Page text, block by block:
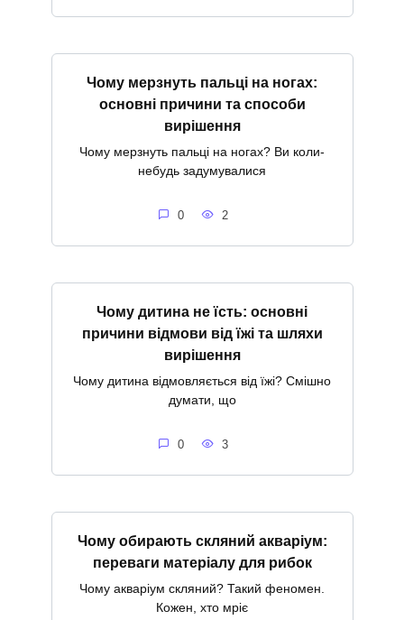
Чому мерзнуть пальці на ногах:
основні причини та способи
вирішення
Чому мерзнуть пальці на ногах? Ви коли-
небудь задумувалися
0 2
Чому дитина не їсть: основні
причини відмови від їжі та шляхи
вирішення
Чому дитина відмовляється від їжі? Смішно
думати, що
0 3
Чому обирають скляний акваріум:
переваги матеріалу для рибок
Чому акваріум скляний? Такий феномен.
Кожен, хто мріє